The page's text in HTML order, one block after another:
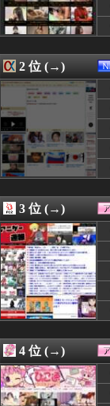
08/08 13:00
08/08 13:00
08/08 13:00
08/08 13:00
08/08 13:00
08/08 13:00
08/08 13:00
08/08 13:00
08/08 12:59
08/08 12:57
08/08 12:57
08/08 12:56
08/08 12:55
08/08 12:55
08/08 12:52
08/08 12:50
08/08 12:50
08/08 12:47
08/08 12:47
08/08 12:47
08/08 12:45
08/08 12:45
08/08 12:45
08/08 12:42
08/08 12:40
2 位 (→)
3 位 (→)
4 位 (→)